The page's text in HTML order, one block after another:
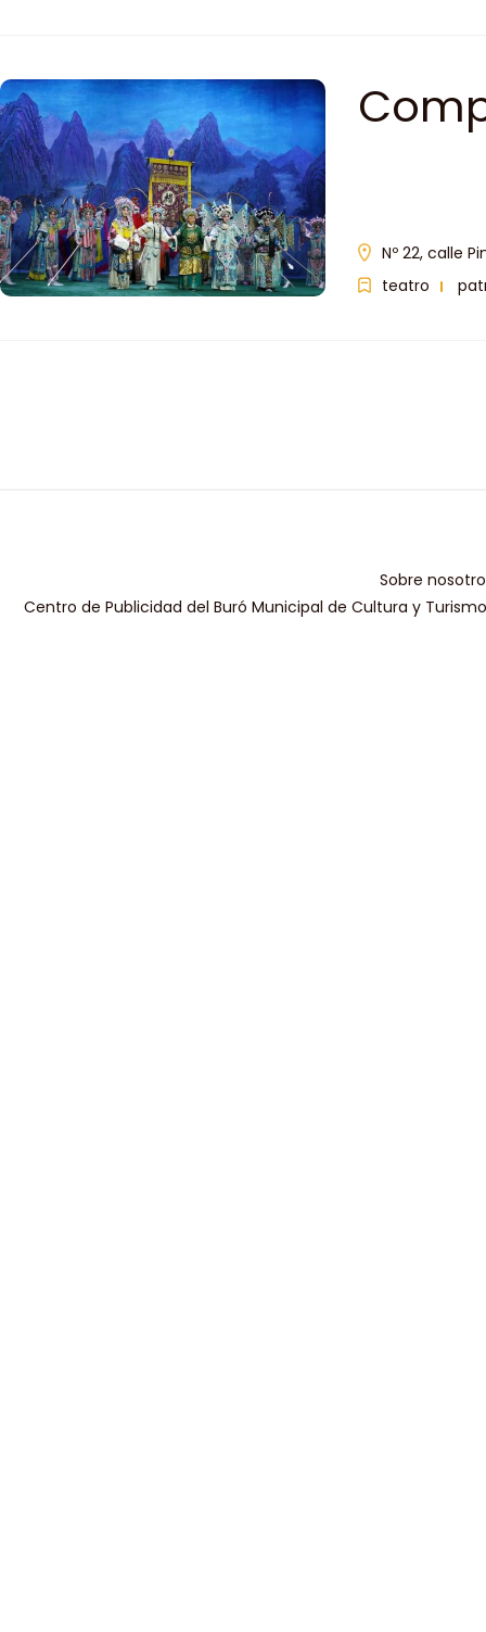
Nº 22, calle
teatro
Sobre
Centro de Publicidad del Buró Municipal de Cultura y